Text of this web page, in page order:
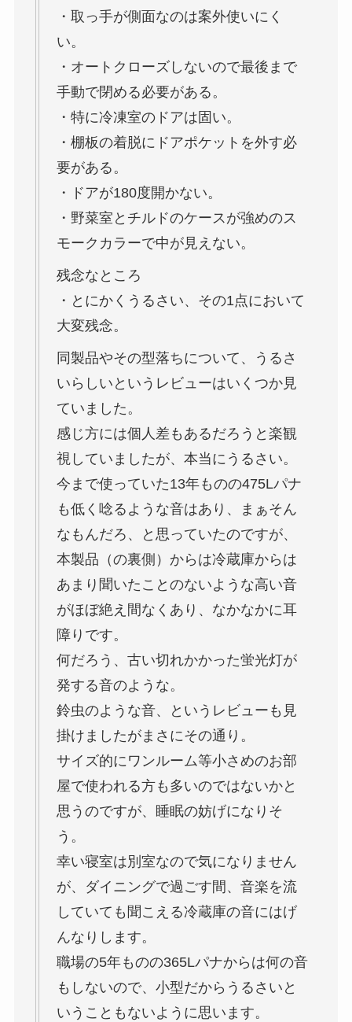
・取っ手が側面なのは案外使いにく
い。
・オートクローズしないので最後まで
手動で閉める必要がある。
・特に冷凍室のドアは固い。
・棚板の着脱にドアポケットを外す必
要がある。
・ドアが180度開かない。
・野菜室とチルドのケースが強めのス
モークカラーで中が見えない。
残念なところ
・とにかくうるさい、その1点において
大変残念。
同製品やその型落ちについて、うるさ
いらしいというレビューはいくつか見
ていました。
感じ方には個人差もあるだろうと楽観
視していましたが、本当にうるさい。
今まで使っていた13年ものの475Lパナ
も低く唸るような音はあり、まぁそん
なもんだろ、と思っていたのですが、
本製品（の裏側）からは冷蔵庫からは
あまり聞いたことのないような高い音
がほぼ絶え間なくあり、なかなかに耳
障りです。
何だろう、古い切れかかった蛍光灯が
発する音のような。
鈴虫のような音、というレビューも見
掛けましたがまさにその通り。
サイズ的にワンルーム等小さめのお部
屋で使われる方も多いのではないかと
思うのですが、睡眠の妨げになりそ
う。
幸い寝室は別室なので気になりません
が、ダイニングで過ごす間、音楽を流
していても聞こえる冷蔵庫の音にはげ
んなりします。
職場の5年ものの365Lパナからは何の音
もしないので、小型だからうるさいと
いうこともないように思います。